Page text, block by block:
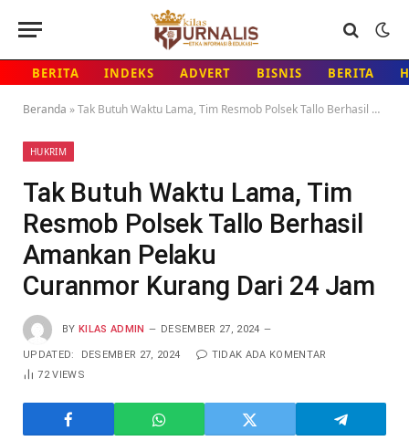
BERITA INDEKS ADVERT BISNIS BERITA
Beranda »Tak Butuh Waktu Lama, Tim Resmob Polsek Tallo Berhasil Amankan Pelaku Curanmor Kurang Dari 24 Jam
HUKRIM
Tak Butuh Waktu Lama, Tim
Resmob Polsek Tallo Berhasil
Amankan Pelaku
Curanmor Kurang Dari 24 Jam
BY KILAS ADMIN DESEMBER 27, 2024
UPDATED: DESEMBER 27, 2024
TIDAK ADA KOMENTAR
72VIEWS